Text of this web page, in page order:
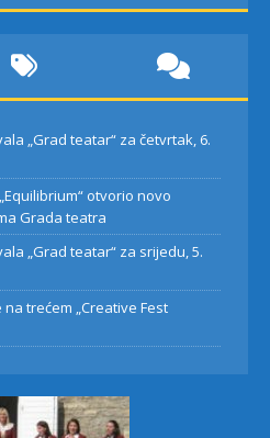
„Grad teatar“ za četvrtak, 6.
otvorio novo
Grada teatra
„Grad teatar“ za srijedu, 5.
trećem „Creative Fest